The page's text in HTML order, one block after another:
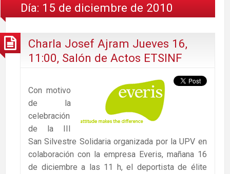
Día: 15 de diciembre de 2010
Charla Josef Ajram Jueves 16,
11:00, Salón de Actos ETSINF
Con motivo
de la
celebración
de la III
San Silvestre Solidaria organizada por la UPV en
colaboración con la empresa Everis, mañana 16
de diciembre a las 11 h, el deportista de élite